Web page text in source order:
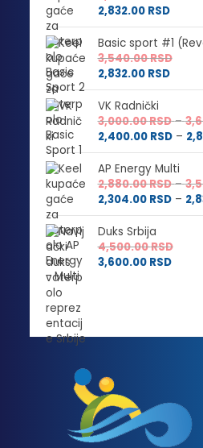
2,832.00 RSD
Basic sport #1
3,540.00RSD
2,832.00 RSD
VK Radnički
3,000.00RSD –
2,400.00 RSD –
AP Energy Multi
2,880.00RSD –
2,304.00 RSD –
Duks Srbija
4,500.00RSD
3,600.00 RSD